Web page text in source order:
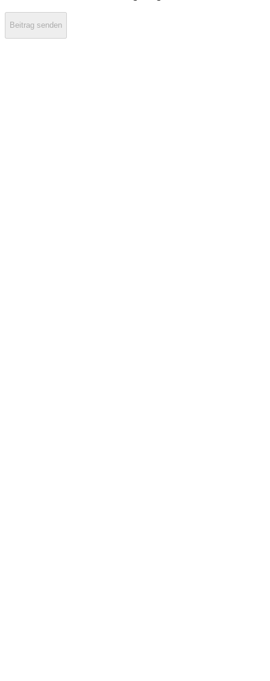
Beitrag senden